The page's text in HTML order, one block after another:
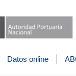
Datos online